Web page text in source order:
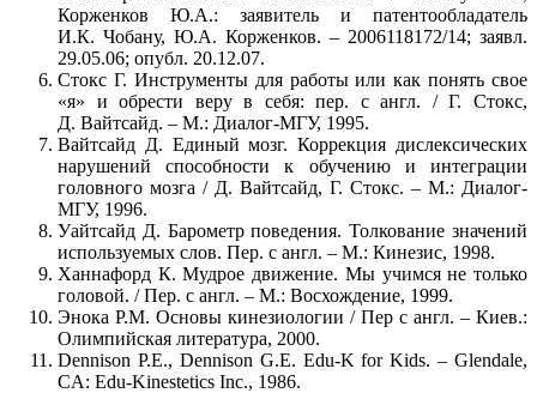
Корженков Ю.А.: заявитель и патентообладатель
И.К. Чобану, Ю.А. Корженков. – 2006118172/14; заявл.
29.05.06; опубл. 20.12.07.
Стокс Г. Инструменты для работы или как понять свое
«я» и обрести веру в себя: пер. с англ. / Г. Стокс,
Д. Вайтсайд. – М.: Диалог-МГУ, 1995.
Вайтсайд Д. Единый мозг. Коррекция дислексических
нарушений способности к обучению и интеграции
головного мозга / Д. Вайтсайд, Г. Стокс. – М.: Диалог-
МГУ, 1996.
Уайтсайд Д. Барометр поведения. Толкование значений
используемых слов. Пер. с англ. – М.: Кинезис, 1998.
Ханнафорд К. Мудрое движение. Мы учимся не только
головой. / Пер. с англ. – М.: Восхождение, 1999.
Энока Р.М. Основы кинезиологии / Пер с англ. – Киев.:
Олимпийская литература, 2000.
Dennison P.E., Dennison G.E. Edu-K for Kids. – Glendale,
CA: Edu-Kinestetics Inc., 1986.